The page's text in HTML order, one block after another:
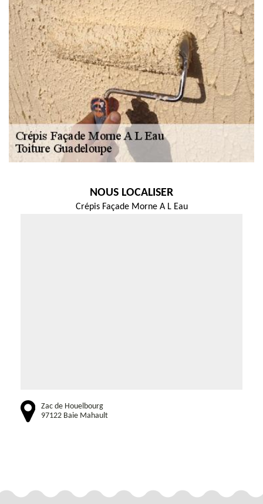
NOUS LOCALISER
Crépis Façade Morne A L Eau
Zac de Houelbourg
97122 Baie Mahault